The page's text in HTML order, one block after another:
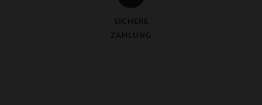
SICHERE
ZAHLUNG